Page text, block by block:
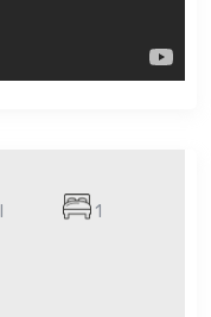
1